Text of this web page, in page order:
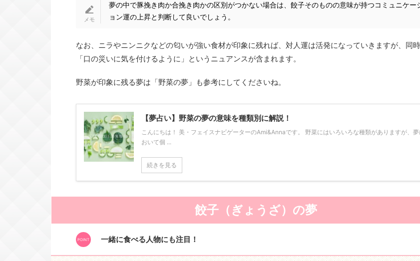
夢の中で豚挽き肉か合挽き肉かの区別がつかない場合は、餃子そのものの意味が持つコミュニケー
ョン運の上昇と判断して良いでしょう。
なお、ニラやニンニクなどの匂いが強い食材が印象に残れば、対人運は活発になっていきますが、同
「口の災いに気を付けるように」というニュアンスが含まれます。
野菜が印象に残る夢は「野菜の夢」も参考にしてくださいね。
【夢占い】野菜の夢の意味を種類別に解説！
こんにちは！ 美・フェイスナビゲーターのAmi&Annaです。 野菜にはいろいろな種類がありますが、夢
おいて個 ...
続きを見る
餃子（ぎょうざ）の夢
一緒に食べる人物にも注目！